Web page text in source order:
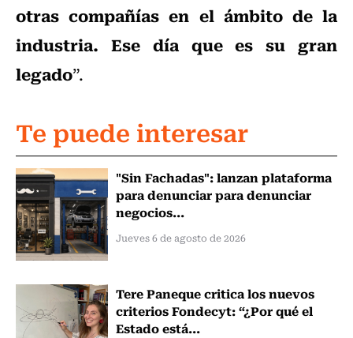
otras compañías en el ámbito de la
industria. Ese día que es su gran
legado”.
Te puede interesar
"Sin Fachadas": lanzan plataforma
para denunciar para denunciar
negocios...
Jueves 6 de agosto de 2026
Tere Paneque critica los nuevos
criterios Fondecyt: “¿Por qué el
Estado está...